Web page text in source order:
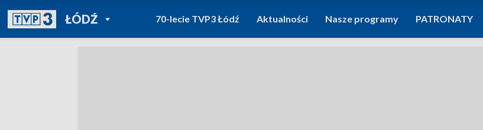
ŁÓDŹPOWRÓT DO
TVP REGIONY
70-lecie TVP3 Łódź Aktualności Nasze programy PATRONATY